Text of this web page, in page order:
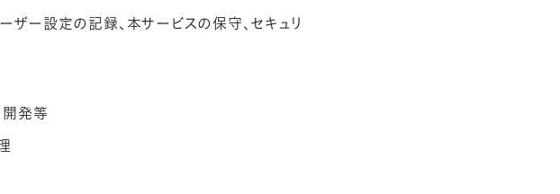
ザー設定の記録、本サービスの保守、セキュリ
開発等